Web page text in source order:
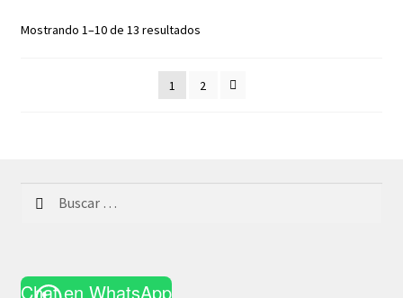
Mostrando 1–10 de 13 resultadosOrdenado
últimos
1 2
Chat en WhatsApp